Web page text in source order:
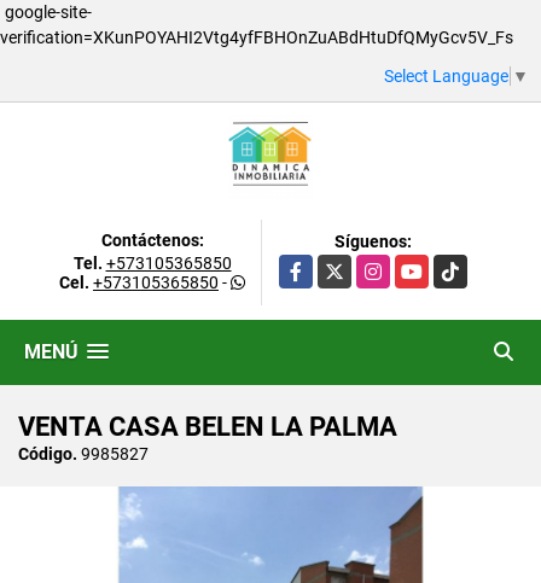
google-site-
verification=XKunPOYAHI2Vtg4yfFBHOnZuABdHtuDfQMyGcv5V_Fs
Select Language ▼
Contáctenos:
Tel. +573105365850
Cel. +573105365850 -
Síguenos:
Facebook
X InstagramYouTubeTikTok
MENÚ
VENTA CASA BELEN LA PALMA
Código. 9985827